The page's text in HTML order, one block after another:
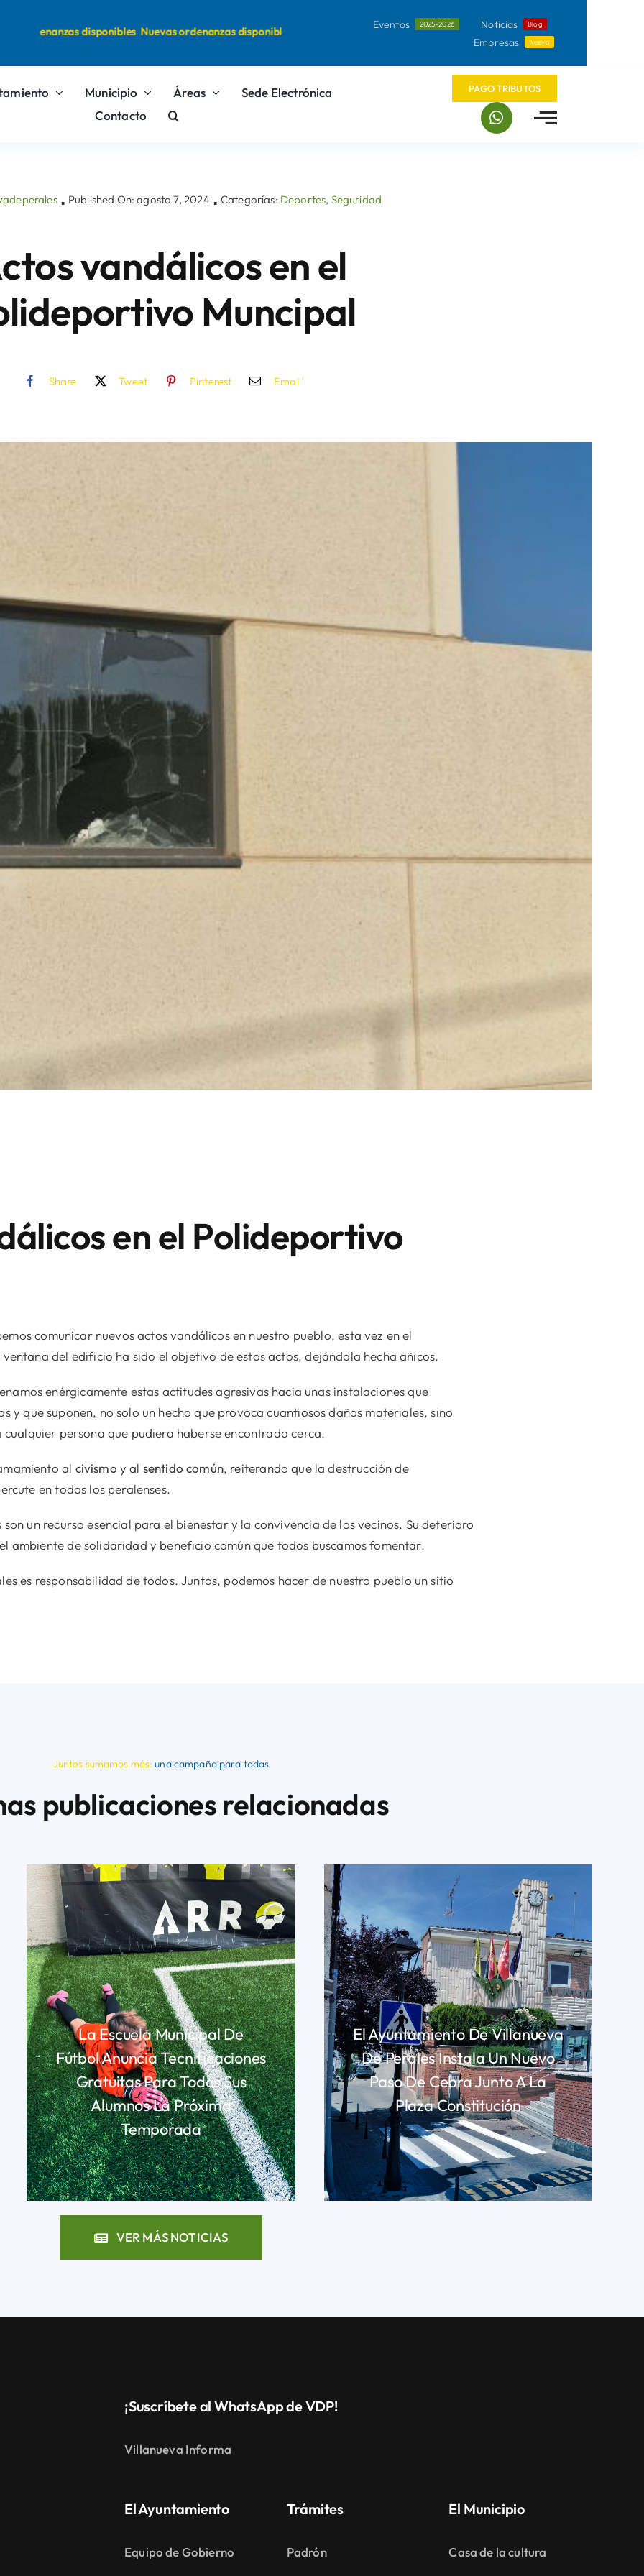
ordenanzas disponibles Nuevas ordenanzas disponibles Eventos 2025-2026 Noticias Blog
Empresas Nuevo
Municipio Áreas
Sede Electrónica
Contacto
PAGO TRIBUTOS
▪ Published On: agosto 7, 2024 ▪ Categorías: Deportes, Seguridad
vandálicos en el
Muncipal
Share Tweet Pinterest Email
en el Polideportivo
comunicar nuevos actos vandálicos en nuestro pueblo, esta vez en el
del edificio ha sido el objetivo de estos actos, dejándola hecha añicos.
enérgicamente estas actitudes agresivas hacia unas instalaciones que
y que suponen, no solo un hecho que provoca cuantiosos daños materiales, sino
persona que pudiera haberse encontrado cerca.
al civismo y al sentido común, reiterando que la destrucción de
en todos los peralenses.
un recurso esencial para el bienestar y la convivencia de los vecinos. Su deterioro
ambiente de solidaridad y beneficio común que todos buscamos fomentar.
es responsabilidad de todos. Juntos, podemos hacer de nuestro pueblo un sitio
Juntos sumamos más:una campaña para todas
publicaciones relacionadas
La Escuela Municipal De
Fútbol Anuncia Tecnificaciones
Gratuitas Para Todos Sus
Alumnos La Próxima
Temporada
LEER MÁS
El Ayuntamiento De Villanueva
De Perales Instala Un Nuevo
Paso De Cebra Junto A La
Plaza Constitución
LEER MÁS
VER MÁS NOTICIAS
¡Suscríbete al WhatsApp de VDP!
Villanueva Informa
El Ayuntamiento
Equipo de Gobierno
Trámites
Padrón
El Municipio
Casa de la cultura